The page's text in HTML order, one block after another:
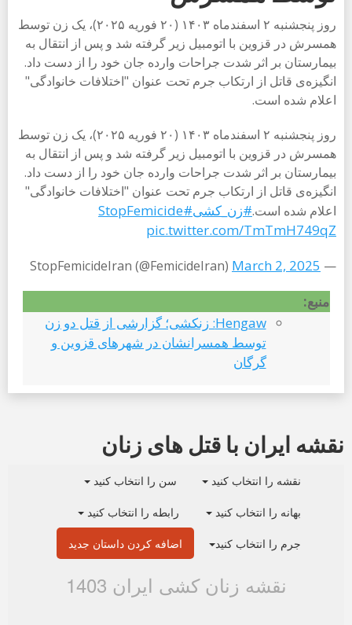
روز پنجشنبه ۲ اسفندماه ۱۴۰۳ (۲۰ فوریه ۲۰۲۵)، یک زن توسط
همسرش در قزوین با اتومبیل زیر گرفته شد و پس از انتقال به
بیمارستان بر اثر شدت جراحات وارده جان خود را از دست داد.
انگیزه‌ی قاتل از ارتکاب جرم تحت عنوان "اختلافات خانوادگی"
اعلام شده است.
روز پنجشنبه ۲ اسفندماه ۱۴۰۳ (۲۰ فوریه ۲۰۲۵)، یک زن توسط
همسرش در قزوین با اتومبیل زیر گرفته شد و پس از انتقال به
بیمارستان بر اثر شدت جراحات وارده جان خود را از دست داد.
انگیزه‌ی قاتل از ارتکاب جرم تحت عنوان "اختلافات خانوادگی"
اعلام شده است.#زن_کشی#StopFemicide
pic.twitter.com/TmTmH749qZ
— StopFemicideIran (@FemicideIran)
March 2, 2025
منبع:
Hengaw: زنکشی؛ گزارشی از قتل دو زن
توسط همسرانشان در شهرهای قزوین و
گرگان
نقشه ایران با قتل های زنان